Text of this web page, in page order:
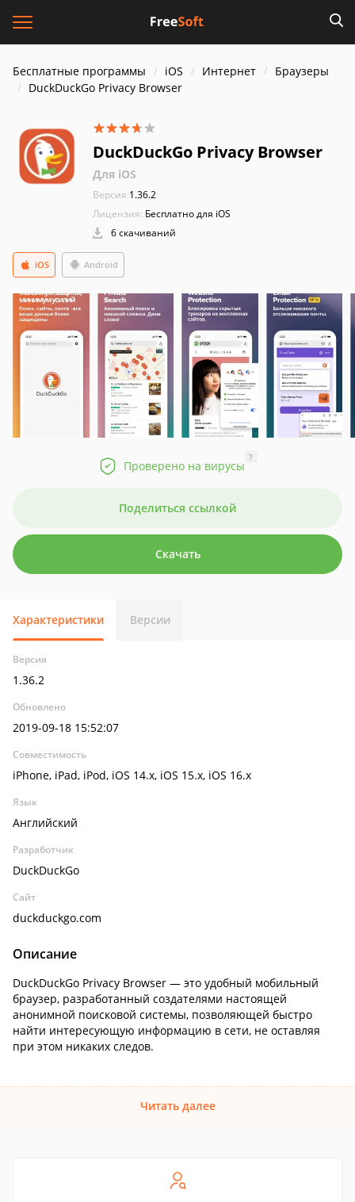
Бесплатные программы iOS Интернет
Браузеры
DuckDuckGo Privacy Browser
DuckDuckGo Privacy Browser
Для iOS
Версия:1.36.2
Лицензия: Бесплатно для iOS
6 скачиваний
Android
iOS
Проверено на вирусы
?
Поделиться ссылкой
Скачать
Характеристики Версии
Версия
1.36.2
Обновлено
2019-09-18 15:52:07
Совместимость
iPhone, iPad, iPod, iOS 14.x, iOS 15.x, iOS 16.x
Язык
Английский
Разработчик
DuckDuckGo
Сайт
duckduckgo.com
Описание
DuckDuckGo Privacy Browser — это удобный мобильный
браузер, разработанный создателями настоящей
анонимной поисковой системы, позволяющей быстро
найти интересующую информацию в сети, не оставляя
при этом никаких следов.
Читать далее